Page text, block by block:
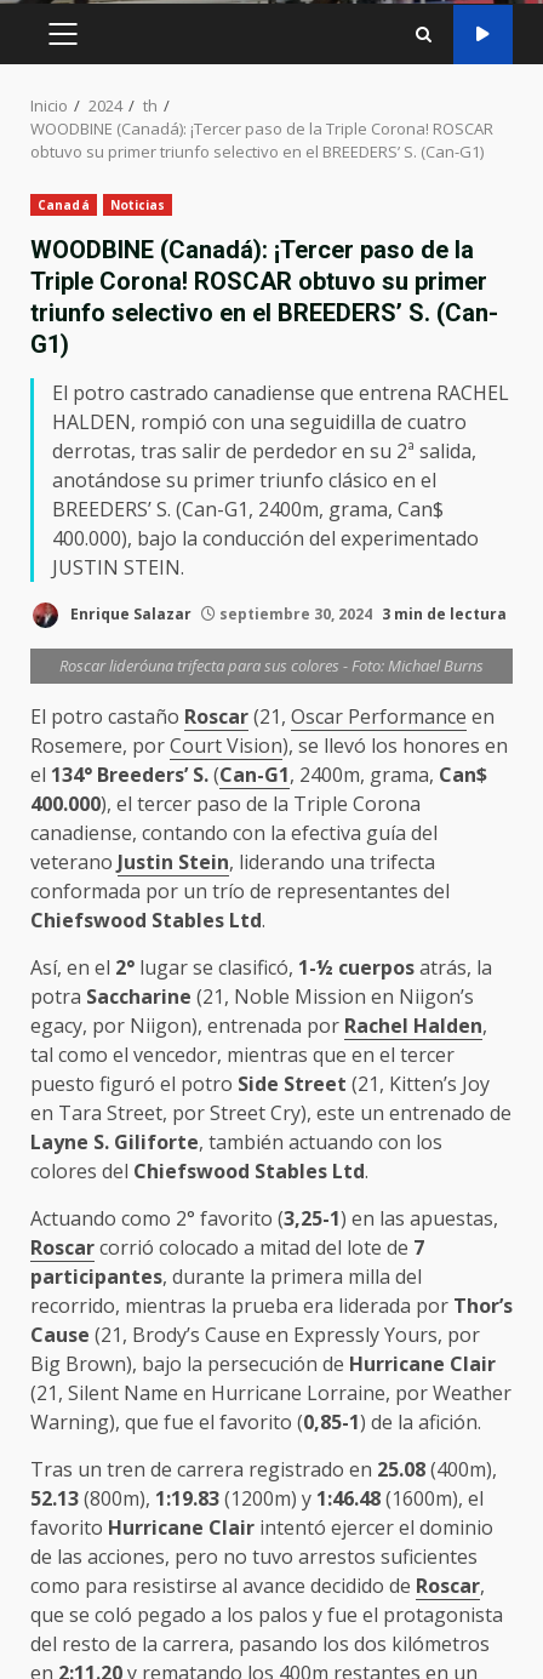
MENÚ
Inicio 2024
th
WOODBINE (Canadá): ¡Tercer paso de la Triple Corona! ROSCAR
obtuvo su primer triunfo selectivo en el BREEDERS’ S. (Can-G1)
Canadá Noticias
WOODBINE (Canadá): ¡Tercer paso de la
Triple Corona! ROSCAR obtuvo su primer
triunfo selectivo en el BREEDERS’ S. (Can-
G1)
El potro castrado canadiense que entrena RACHEL
HALDEN, rompió con una seguidilla de cuatro
derrotas, tras salir de perdedor en su 2ª salida,
anotándose su primer triunfo clásico en el
BREEDERS’ S. (Can-G1, 2400m, grama, Can$
400.000), bajo la conducción del experimentado
JUSTIN STEIN.
Enrique Salazar septiembre 30, 2024 3 min de lectura
Roscar lideróuna trifecta para sus colores - Foto: Michael Burns
El potro castaño Roscar(21, Oscar Performance en
Rosemere, porCourt Vision), se llevó los honores en
el 134° Breeders’ S.(Can-G1, 2400m, grama, Can$
400.000), el tercer paso de la Triple Corona
canadiense, contando con la efectiva guía del
veterano Justin Stein, liderando una trifecta
conformada por un trío de representantes del
Chiefswood Stables Ltd.
Así, en el 2° lugar se clasificó, 1-½ cuerposatrás, la
potra Saccharine (21, Noble Mission en Niigon’s
egacy, por Niigon), entrenada por Rachel Halden,
tal como el vencedor, mientras que en el tercer
puesto figuró el potro Side Street (21, Kitten’s Joy
en Tara Street, por Street Cry), este un entrenado de
Layne S. Giliforte, también actuando con los
colores del Chiefswood Stables Ltd.
Actuando como 2° favorito (3,25-1) en las apuestas,
Roscarcorrió colocado a mitad del lote de 7
participantes, durante la primera milla del
recorrido, mientras la prueba era liderada por Thor’s
Cause (21, Brody’s Cause en Expressly Yours, por
Big Brown), bajo la persecución de Hurricane Clair
(21, Silent Name en Hurricane Lorraine, por Weather
Warning), que fue el favorito (0,85-1) de la afición.
Tras un tren de carrera registrado en 25.08(400m),
52.13(800m), 1:19.83(1200m) y 1:46.48(1600m), el
favorito Hurricane Clair intentó ejercer el dominio
de las acciones, pero no tuvo arrestos suficientes
como para resistirse al avance decidido de Roscar,
que se coló pegado a los palos y fue el protagonista
del resto de la carrera, pasando los dos kilómetros
en 2:11.20y rematando los 400m restantes en un